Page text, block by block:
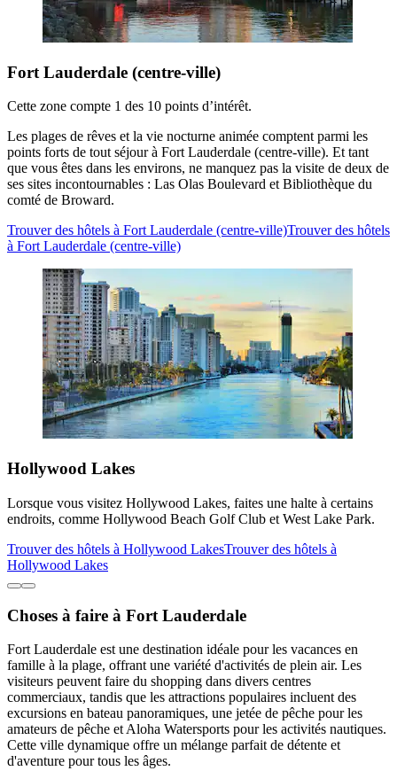
Fort Lauderdale (centre-ville)
Cette zone compte 1 des 10 points d’intérêt.
Les plages de rêves et la vie nocturne animée comptent parmi les
points forts de tout séjour à Fort Lauderdale (centre-ville). Et tant
que vous êtes dans les environs, ne manquez pas la visite de deux de
ses sites incontournables : Las Olas Boulevard et Bibliothèque du
comté de Broward.
Trouver des hôtels à Fort Lauderdale (centre-ville)Trouver des hôtels
à Fort Lauderdale (centre-ville)
Hollywood Lakes
Lorsque vous visitez Hollywood Lakes, faites une halte à certains
endroits, comme Hollywood Beach Golf Club et West Lake Park.
Trouver des hôtels à Hollywood LakesTrouver des hôtels à
Hollywood Lakes
Choses à faire à Fort Lauderdale
Fort Lauderdale est une destination idéale pour les vacances en
famille à la plage, offrant une variété d'activités de plein air. Les
visiteurs peuvent faire du shopping dans divers centres
commerciaux, tandis que les attractions populaires incluent des
excursions en bateau panoramiques, une jetée de pêche pour les
amateurs de pêche et Aloha Watersports pour les activités nautiques.
Cette ville dynamique offre un mélange parfait de détente et
d'aventure pour tous les âges.